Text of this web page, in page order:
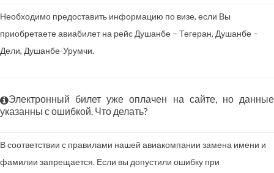
Необходимо предоставить информацию по визе, если Вы
приобретаете авиабилет на рейс Душанбе – Тегеран, Душанбе –
Дели, Душанбе-Урумчи.
Электронный билет уже оплачен на сайте, но данные
указанны с ошибкой. Что делать?
В соответствии с правилами нашей авиакомпании замена имени и
фамилии запрещается. Если вы допустили ошибку при